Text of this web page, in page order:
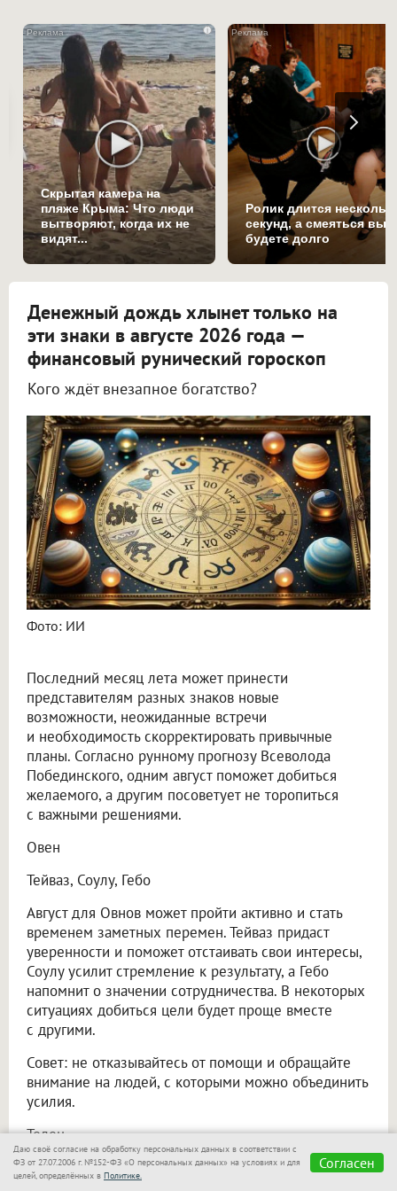
i
Скрытая камера на
пляже Крыма: Что люди
вытворяют, когда их не
видят...
Ролик длится
секунд, а смеяться вы
будете долго
Денежный дождь хлынет только на
эти знаки в августе 2026 года —
финансовый рунический гороскоп
Кого ждёт внезапное богатство?
Фото: ИИ
Последний месяц лета может принести
представителям разных знаков новые
возможности, неожиданные встречи
и необходимость скорректировать привычные
планы. Согласно рунному прогнозу Всеволода
Побединского, одним август поможет добиться
желаемого, а другим посоветует не торопиться
с важными решениями.
Овен
Тейваз, Соулу, Гебо
Август для Овнов может пройти активно и стать
временем заметных перемен. Тейваз придаст
уверенности и поможет отстаивать свои интересы,
Соулу усилит стремление к результату, а Гебо
напомнит о значении сотрудничества. В некоторых
ситуациях добиться цели будет проще вместе
с другими.
Совет: не отказывайтесь от помощи и обращайте
внимание на людей, с которыми можно объединить
усилия.
Телец
Феху, Йера, Альгиз
Даю своё согласие на обработку персональных данных в соответствии с
ФЗ от 27.07.2006 г. №152-ФЗ «О персональных данных» на условиях и для
целей, определённых в Политике.
Согласен